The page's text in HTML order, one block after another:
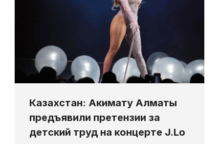
Казахстан: Акимату Алматы
предъявили претензии за
детский труд на концерте J.Lo